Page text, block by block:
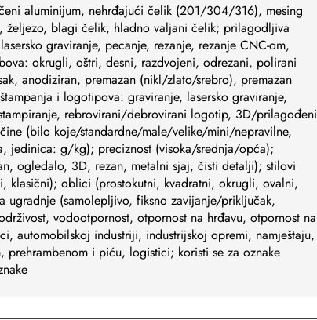
aluminijum, nehrđajući čelik (201/304/316), mesing
blagi čelik, hladno valjani čelik; prilagodljiva
graviranje, pecanje, rezanje, rezanje CNC-om,
okrugli, oštri, desni, razdvojeni, odrezani, polirani
anodiziran, premazan (nikl/zlato/srebro), premazan
i logotipova: graviranje, lasersko graviranje,
rebrovirani/debrovirani logotip, 3D/prilagođeni
(bilo koje/standardne/male/velike/mini/nepravilne,
jedinica: g/kg); preciznost (visoka/srednja/opća);
ogledalo, 3D, rezan, metalni sjaj, čisti detalji); stilovi
klasični); oblici (prostokutni, kvadratni, okrugli, ovalni,
ugradnje (samolepljivo, fiksno zavijanje/priključak,
vodootpornost, otpornost na hrđavu, otpornost na
automobilskoj industriji, industrijskoj opremi, namještaju,
prehrambenom i piću, logistici; koristi se za oznake